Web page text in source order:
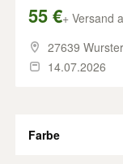
55 €+ Versand
27639
14.07.2026
Farbe